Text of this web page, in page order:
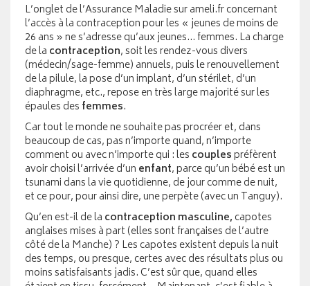
L’onglet de l’Assurance Maladie surameli.frconcernant
l’accès à la contraception pour les « jeunes de moins de
26 ans » ne s’adresse qu’aux jeunes… femmes. La charge
de la contraception, soit les rendez-vous divers
(médecin/sage-femme) annuels, puis le renouvellement
de la pilule, la pose d’un implant, d’un stérilet, d’un
diaphragme, etc., repose en très large majorité sur les
épaules des femmes.
Car tout le monde ne souhaite pas procréer et, dans
beaucoup de cas, pas n’importe quand, n’importe
comment ou avec n’importe qui : les couplespréfèrent
avoir choisi l’arrivée d’un enfant, parce qu’un bébé est un
tsunami dans la vie quotidienne, de jour comme de nuit,
et ce pour, pour ainsi dire, une perpète (avec un Tanguy).
Qu’en est-il de la contraception masculine, capotes
anglaises mises à part (elles sont françaises de l’autre
côté de la Manche) ? Les capotes existent depuis la nuit
des temps, ou presque, certes avec des résultats plus ou
moins satisfaisants jadis. C’est sûr que, quand elles